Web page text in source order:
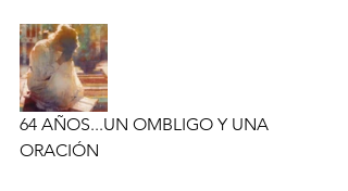
64 AÑOS...UN OMBLIGO Y UNA
ORACIÓN